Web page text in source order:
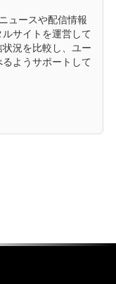
ュースや配信情報
サイトを運営して
況を比較し、ユー
ようサポートして